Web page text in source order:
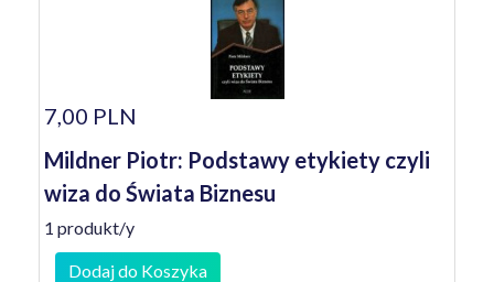
7,00 PLN
Mildner Piotr: Podstawy etykiety czyli
wiza do Świata Biznesu
1 produkt/y
Dodaj do Koszyka